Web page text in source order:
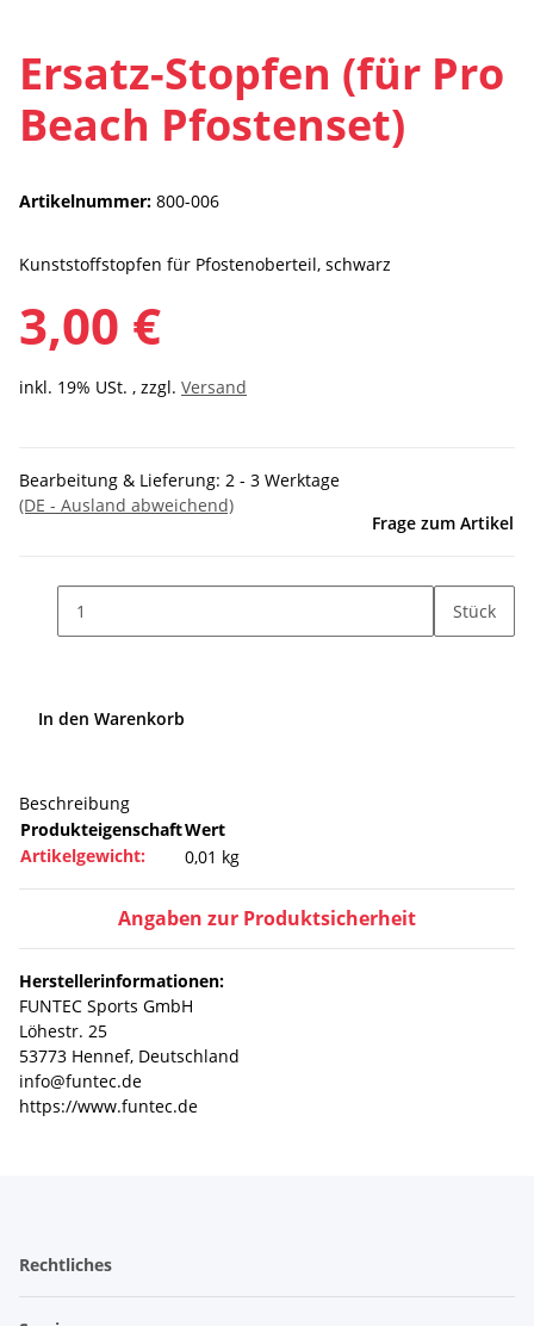
Ersatz-Stopfen (für Pro
Beach Pfostenset)
Artikelnummer: 800-006
Kunststoffstopfen für Pfostenoberteil, schwarz
3,00 €
inkl. 19% USt. , zzgl. Versand
Bearbeitung & Lieferung: 2 - 3 Werktage
(DE - Ausland abweichend)
Frage zum Artikel
Stück
In den Warenkorb
Beschreibung
ProdukteigenschaftWert
Artikelgewicht:
0,01 kg
Angaben zur Produktsicherheit
Herstellerinformationen:
FUNTEC Sports GmbH
Löhestr. 25
53773 Hennef, Deutschland
info@funtec.de
https://www.funtec.de
Rechtliches